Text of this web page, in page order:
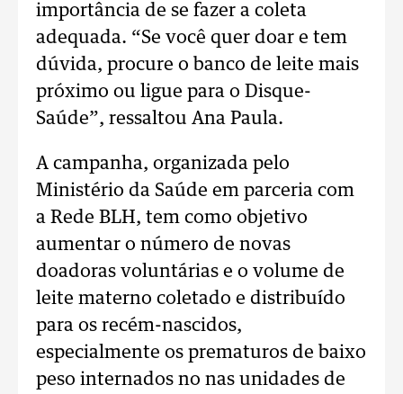
importância de se fazer a coleta
adequada. “Se você quer doar e tem
dúvida, procure o banco de leite mais
próximo ou ligue para o Disque-
Saúde”, ressaltou Ana Paula.
A campanha, organizada pelo
Ministério da Saúde em parceria com
a Rede BLH, tem como objetivo
aumentar o número de novas
doadoras voluntárias e o volume de
leite materno coletado e distribuído
para os recém-nascidos,
especialmente os prematuros de baixo
peso internados no nas unidades de